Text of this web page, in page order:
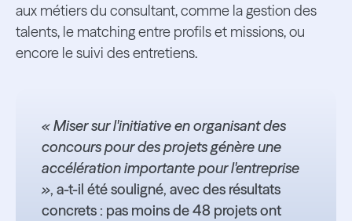
aux métiers du consultant, comme la gestion des
talents, le matching entre profils et missions, ou
encore le suivi des entretiens.
« Miser sur l'initiative en organisant des
concours pour des projets génère une
accélération importante pour l'entreprise
», a-t-il été souligné, avec des résultats
concrets : pas moins de 48 projets ont